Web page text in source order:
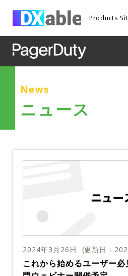
Products
News
ニュース
2024年3月26日 (更新日：
これから始めるユーザー